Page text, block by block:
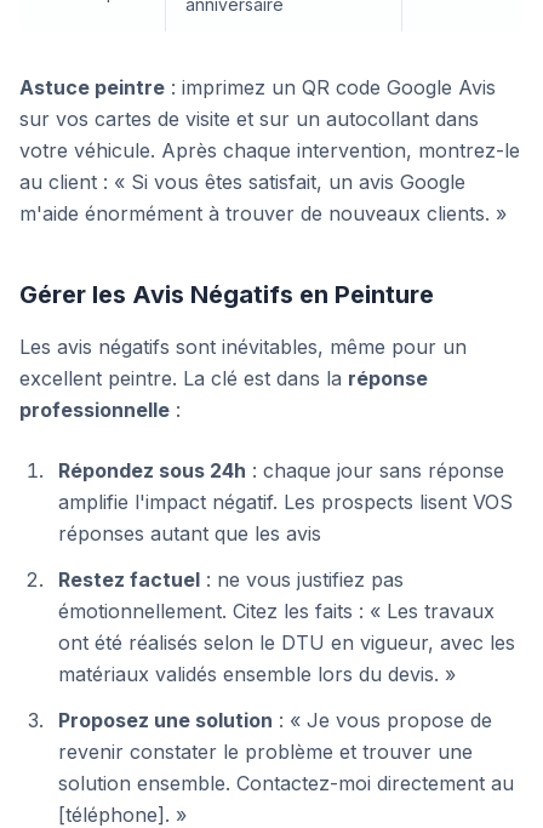
anniversaire
Astuce peintre : imprimez un QR code Google Avis
sur vos cartes de visite et sur un autocollant dans
votre véhicule. Après chaque intervention, montrez-le
au client : « Si vous êtes satisfait, un avis Google
m'aide énormément à trouver de nouveaux clients. »
Gérer les Avis Négatifs en Peinture
Les avis négatifs sont inévitables, même pour un
excellent peintre. La clé est dans la réponse
professionnelle :
Répondez sous 24h : chaque jour sans réponse
amplifie l'impact négatif. Les prospects lisent VOS
réponses autant que les avis
Restez factuel : ne vous justifiez pas
émotionnellement. Citez les faits : « Les travaux
ont été réalisés selon le DTU en vigueur, avec les
matériaux validés ensemble lors du devis. »
Proposez une solution : « Je vous propose de
revenir constater le problème et trouver une
solution ensemble. Contactez-moi directement au
[téléphone]. »